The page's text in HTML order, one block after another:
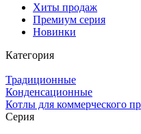
Хиты продаж
Премиум серия
Новинки
Категория
Традиционные
Конденсационные
Котлы для коммерческого
Серия